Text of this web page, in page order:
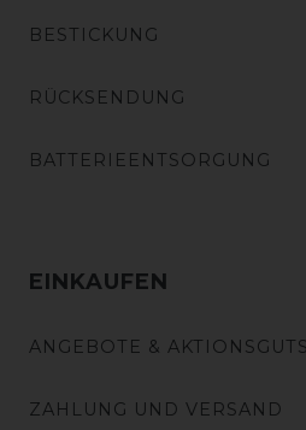
BESTICKUNG
RÜCKSENDUNG
BATTERIEENTSORGUNG
EINKAUFEN
ANGEBOTE &
ZAHLUNG UND VERSAND